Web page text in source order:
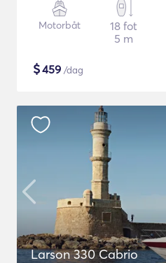
Motorbåt
18 fot
5 m
$459 /dag
Larson 330 Cabrio